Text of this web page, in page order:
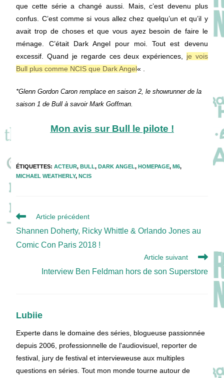
que cette série a changé aussi. Mais, c’est devenu plus
confus. C’est comme si vous allez chez quelqu’un et qu’il y
avait trop de choses et que vous ayez besoin de faire le
ménage. C’était Dark Angel pour moi. Tout est devenu
excessif. Quand je regarde ces deux expériences, je vois
Bull plus comme NCIS que Dark Angel« .
*Glenn Gordon Caron remplace en saison 2, le showrunner de la
saison 1 de Bull à savoirMark Goffman.
Mon avis sur Bull le pilote !
ÉTIQUETTES:ACTEUR, BULL, DARK ANGEL, HOMEPAGE, M6,
MICHAEL WEATHERLY, NCIS
Read
articles
Article précédent
Shannen Doherty, Ricky Whittle & Orlando Jones au
Comic Con Paris 2018 !
Article suivant
Interview Ben Feldman hors de son Superstore
Lubiie
Experte dans le domaine des séries, blogueuse passionnée
depuis 2006, professionnelle de l'audiovisuel, reporter de
festival, jury de festival et intervieweuse aux multiples
questions en séries. Tout mon monde tourne autour de